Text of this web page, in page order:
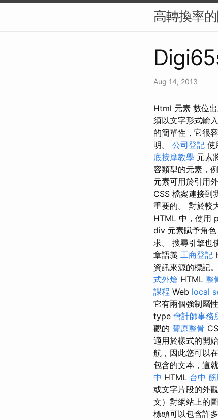
高轉換率
Aug 14, 2013
Html 元素 數位
須以文字形式輸
的簡單性，它很
明。 公司登記 使
底按摩教學 元素
容類型的元素，
元素可用於引用
CSS 檔案連接到
重要的。 對於較
HTML 中，使用
div 元素賦予角
求。 搜尋引擎也
章語義 工商登記
資訊來源的標記。
式外燴 HTML 整
課程 Web local
它有兩個強制屬
type 會計師事務
觀的 豐原整骨
適用於樣式的開
航，因此您可以
包含的文本，這
中 HTML 台中 筋
或文字片段的外
文）對網站上的
標頭可以包含許